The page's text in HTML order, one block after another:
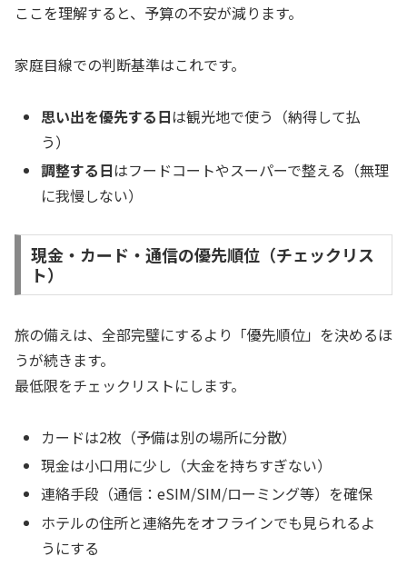
ここを理解すると、予算の不安が減ります。
家庭目線での判断基準はこれです。
思い出を優先する日は観光地で使う（納得して払
う）
調整する日はフードコートやスーパーで整える（無理
に我慢しない）
現金・カード・通信の優先順位（チェックリス
ト）
旅の備えは、全部完璧にするより「優先順位」を決めるほ
うが続きます。
最低限をチェックリストにします。
カードは2枚（予備は別の場所に分散）
現金は小口用に少し（大金を持ちすぎない）
連絡手段（通信：eSIM/SIM/ローミング等）を確保
ホテルの住所と連絡先をオフラインでも見られるよ
うにする